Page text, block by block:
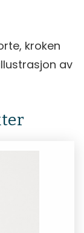
kroken
av